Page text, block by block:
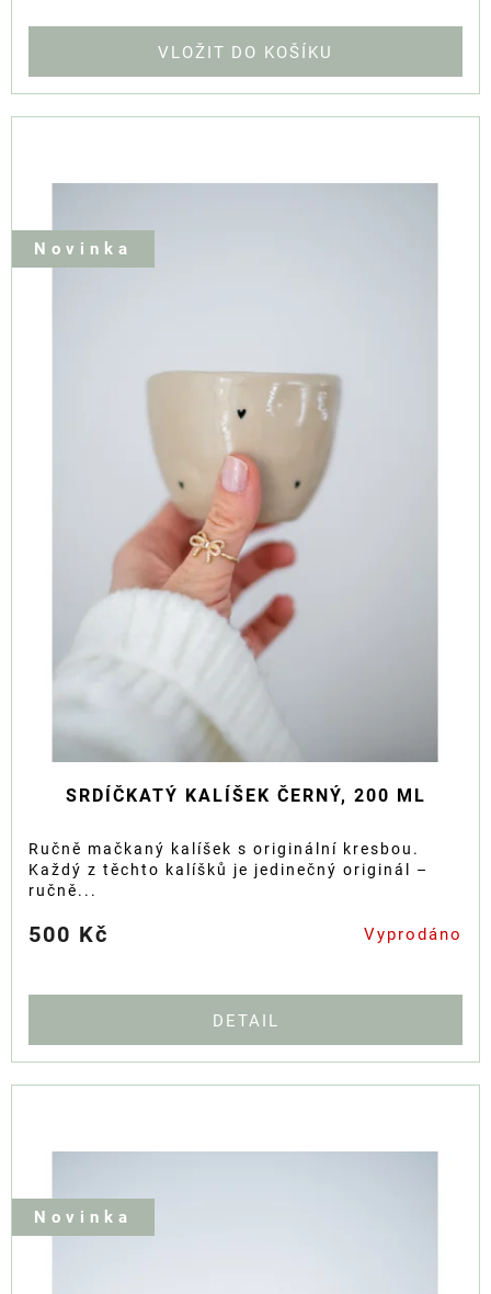
DO KOŠÍKU
Novinka
SRDÍČKATÝ KALÍŠEK ČERNÝ, 200 ML
500 Kč Vyprodáno
DETAIL
Ručně mačkaný kalíšek s originální kresbou.
Každý z těchto kalíšků je jedinečný originál –
ručně...
Novinka